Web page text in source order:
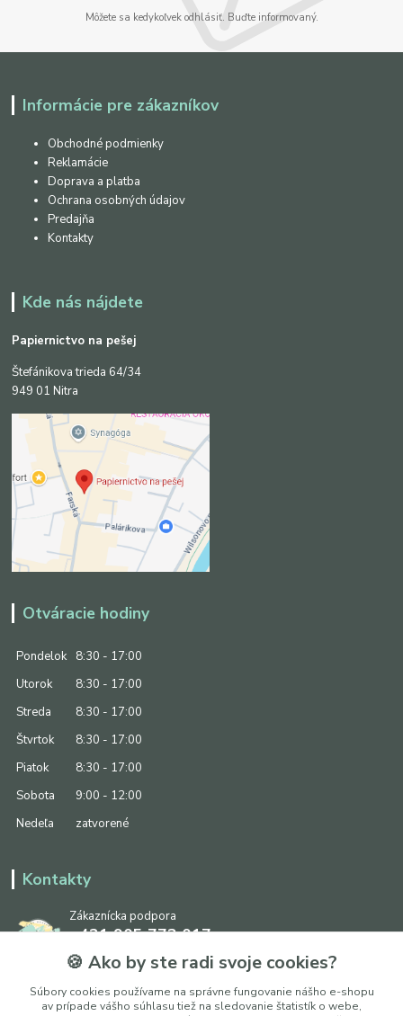
Môžete sa kedykoľvek odhlásiť. Buďte informovaný.
Informácie pre zákazníkov
Obchodné podmienky
Reklamácie
Doprava a platba
Ochrana osobných údajov
Predajňa
Kontakty
Kde nás nájdete
Papiernictvo na pešej
Štefánikova trieda 64/34
949 01 Nitra
Otváracie hodiny
Pondelok
8:30 - 17:00
Utorok
8:30 - 17:00
Streda
8:30 - 17:00
Štvrtok
8:30 - 17:00
Piatok
8:30 - 17:00
Sobota
9:00 - 12:00
Nedeľa
zatvorené
Kontakty
Zákaznícka podpora
+421 905 773 017
(Po-Pia, 8:30 - 17:00, So: 9:00 - 12:00)
info@ipapier.sk
🍪 Ako by ste radi svoje cookies?
Súbory cookies používame na správne fungovanie nášho e-shopu
av prípade vášho súhlasu tiež na sledovanie štatistík o webe,